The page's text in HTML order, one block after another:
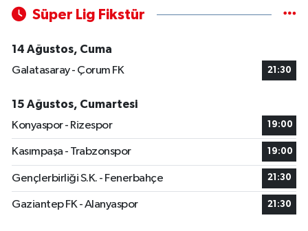
Süper Lig Fikstür
14 Ağustos, Cuma
Galatasaray - Çorum FK
21:30
15 Ağustos, Cumartesi
Konyaspor - Rizespor
19:00
Kasımpaşa - Trabzonspor 19:00
Gençlerbirliği S.K. - Fenerbahçe 21:30
Gaziantep FK - Alanyaspor 21:30